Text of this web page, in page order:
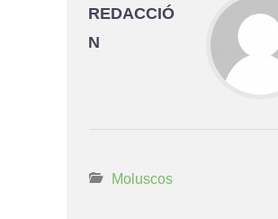
REDACCIÓ
N
Moluscos